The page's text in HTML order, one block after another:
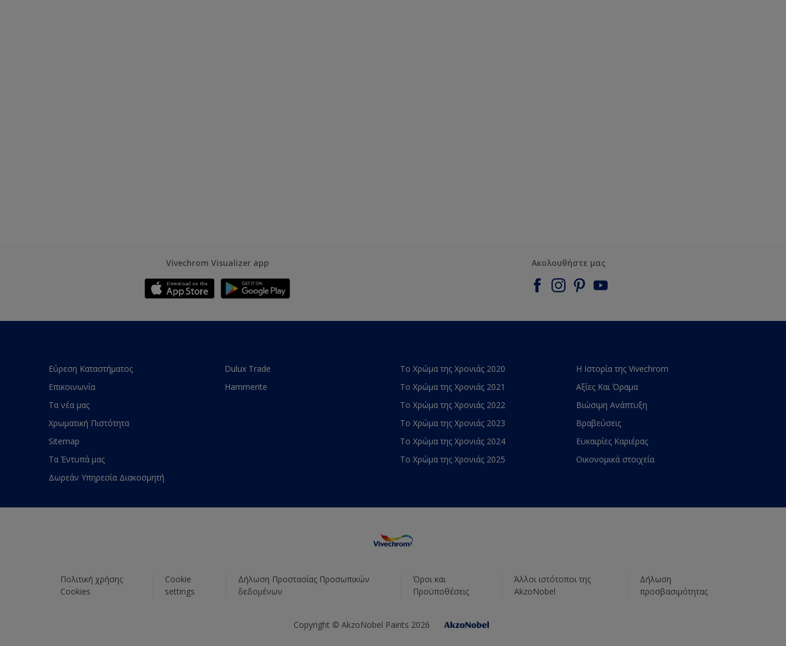
Vivechrom Visualizer app Ακολουθήστε μας
Εύρεση Καταστήματος
Επικοινωνία
Τα νέα μας
Χρωματική Πιστότητα
Sitemap
Τα Έντυπά μας
Δωρεάν Υπηρεσία Διακοσμητή
Dulux Trade
Hammerite
Το Χρώμα της Χρονιάς 2020
Το Χρώμα της Χρονιάς 2021
Το Χρώμα της Χρονιάς 2022
Το Χρώμα της Χρονιάς 2023
Το Χρώμα της Χρονιάς 2024
Το Χρώμα της Χρονιάς 2025
Η Ιστορία της Vivechrom
Αξίες Και Όραμα
Βιώσιμη Ανάπτυξη
Βραβεύσεις
Ευκαιρίες Καριέρας
Οικονομικά στοιχεία
Πολιτική χρήσης
Cookies
Cookie
settings
Δήλωση Προστασίας Προσωπικών
δεδομένων
Όροι και
Προϋποθέσεις
Άλλοι ιστότοποι της
AkzoNobel
Δήλωση
προσβασιμότητας
Copyright © AkzoNobel Paints 2026